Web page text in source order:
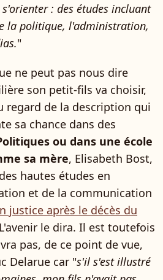
: des études incluant
la politique, l'administration,
"
ne peut pas nous dire
son petit-fils va choisir,
regard de la description qui
sa chance dans des
ou dans une école
sa mère, Elisabeth Bost,
hautes études en
et de la communication
justice après le décès du
le dira. Il est toutefois
pas, de ce point de vue,
Delarue car "s'il s'est illustré